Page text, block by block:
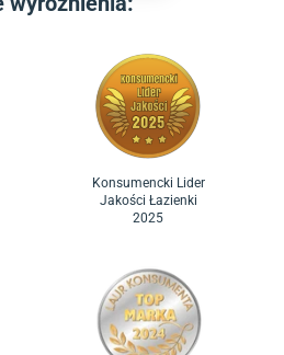
Konsumencki Lider
Jakości Łazienki
2025